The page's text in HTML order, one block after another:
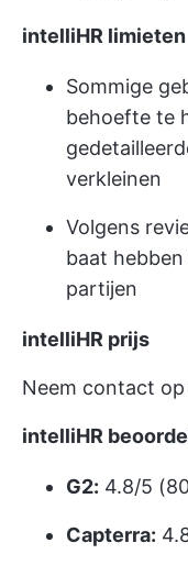
intelliHR limieten
Sommige
behoefte te
verkleinen
Volgens
baat
partijen
intelliHR prijs
Neem contact
intelliHR
G2: 4.8/5
Capterra: